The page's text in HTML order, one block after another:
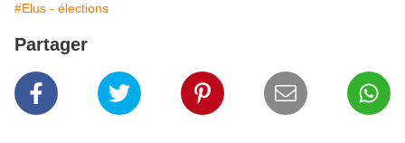
#Elus - élections
Partager